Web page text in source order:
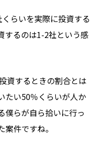
らいを実際に投資する
するのは1-2社という感
資するときの割合とは
たい50％くらいが人か
僕らが自ら拾いに行っ
件ですね。